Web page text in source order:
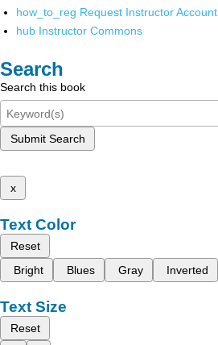
how_to_reg Request Instructor Account
hub Instructor Commons
Search
Search this book
Submit Search
x
Text Color
Reset
Bright
Blues Gray Inverted
Text Size
Reset